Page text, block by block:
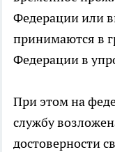
Федерации или
принимаются в
Федерации в
При этом на
службу
достоверности